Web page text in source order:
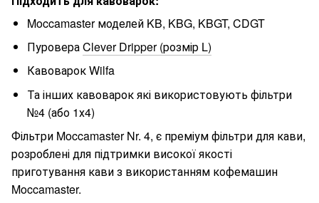
Moccamaster моделей KB, KBG, KBGT, CDGT
ПуровераClever Dripper (розмір L)
Кавоварок Wilfa
Та інших кавоварок які використовують фільтри
№4 (або 1х4)
Фільтри Moccamaster Nr. 4, є преміум фільтри для кави,
розроблені для підтримки високої якості
приготування кави з використанням кофемашин
Moccamaster.